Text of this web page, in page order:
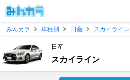
みんカラ
車種別 日産 スカイライン
日産
スカイライン